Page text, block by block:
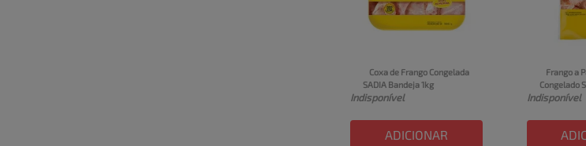
Coxa de Frango Congelada
SADIA Bandeja 1kg
Indisponível
ADICIONAR
Frango a
Congelado
Indisponível